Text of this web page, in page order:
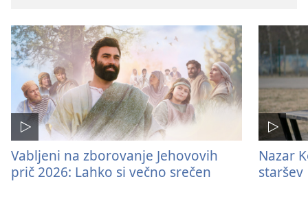
Vabljeni na zborovanje Jehovovih
prič 2026: Lahko si večno srečen
Nazar
staršev